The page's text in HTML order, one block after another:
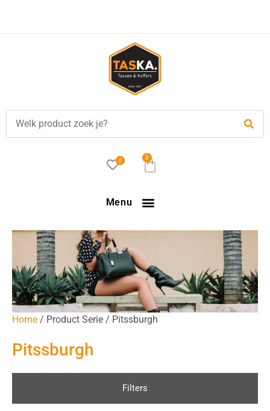
besteld, is vandaag verzonden!
0 0
Menu
Home / Product Serie / Pitssburgh
Pitssburgh
Filters